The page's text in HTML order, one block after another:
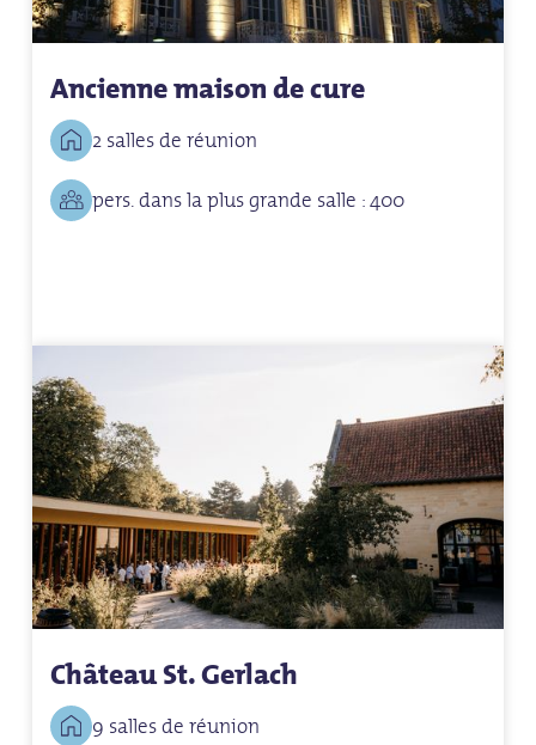
Ancienne maison de cure
2 salles de réunion
pers. dans la plus grande salle : 400
Château St. Gerlach
9 salles de réunion